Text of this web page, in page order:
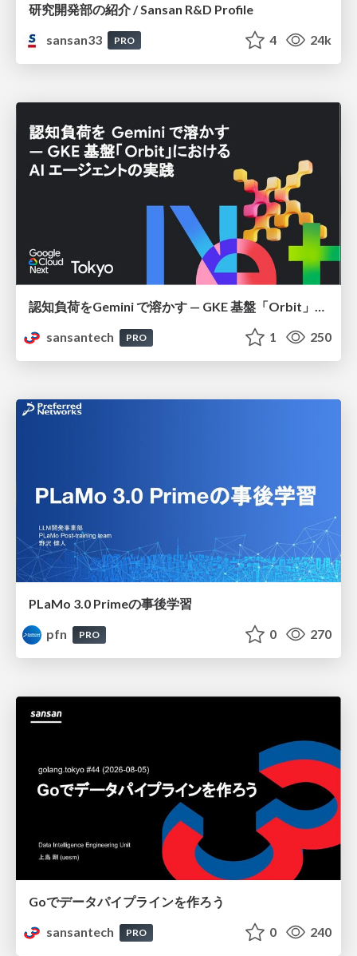
研究開発部の紹介 / Sansan R&D Profile
sansan33
PRO 4 24k
認知負荷をGemini で溶かす — GKE 基盤「Orbit」における AI エージェントの実践
sansantech
PRO 1 250
PLaMo 3.0 Primeの事後学習
pfn
PRO 0 270
Goでデータパイプラインを作ろう
sansantech
PRO 0 240